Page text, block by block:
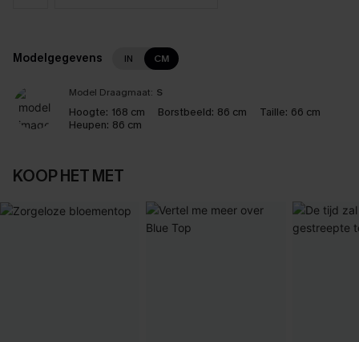
Modelgegevens IN CM
Model Draagmaat: S
Hoogte: 168 cm Borstbeeld: 86 cm Taille: 66 cm
Heupen: 86 cm
KOOP HET MET